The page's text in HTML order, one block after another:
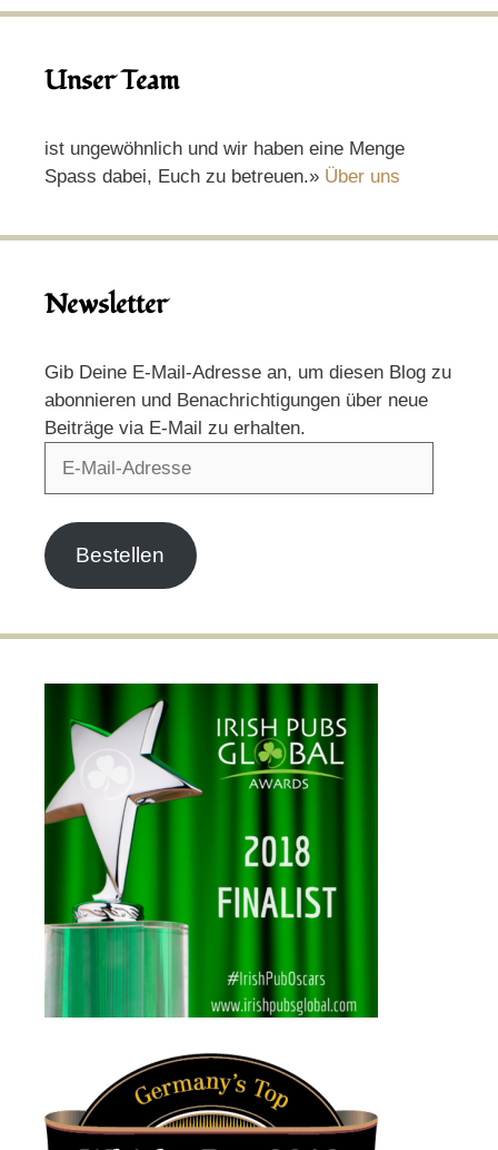
Unser Team
ist ungewöhnlich und wir haben eine Menge
Spass dabei, Euch zu betreuen.» Über uns
Newsletter
Gib Deine E-Mail-Adresse an, um diesen Blog zu
abonnieren und Benachrichtigungen über neue
Beiträge via E-Mail zu erhalten.
Bestellen